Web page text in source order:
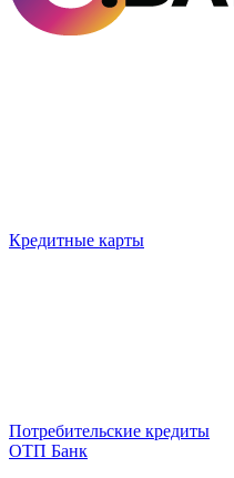
Кредитные карты
Потребительские кредиты
ОТП Банк